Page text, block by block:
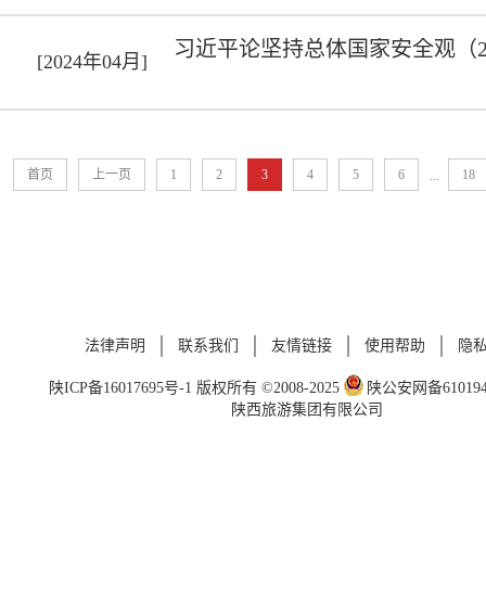
[2024年04月]
习近平论坚持总体国家安全观（
首页 上一页 1 2 3 4 5 6 18
法律声明 联系我们 友情链接 使用帮助 隐
陕ICP备16017695号-1 版权所有 ©2008-2025
陕公安网备
陕西旅游集团有限公司